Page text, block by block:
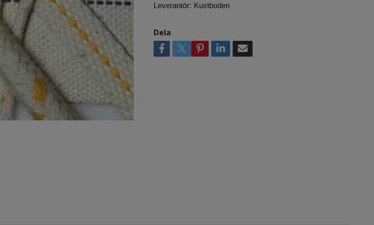
Leverantör: Kustboden
Dela